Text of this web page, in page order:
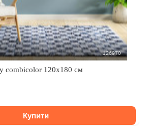
126970
combicolor 120х180 см
Купити